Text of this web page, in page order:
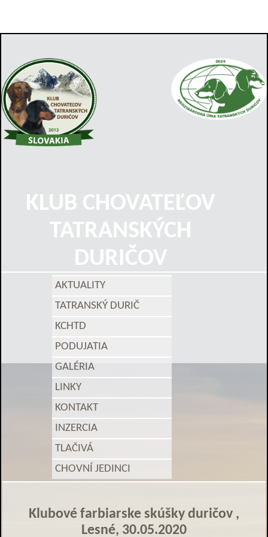
KLUB CHOVATEĽOV
TATRANSKÝCH
DURIČOV
AKTUALITY
TATRANSKÝ DURIČ
KCHTD
PODUJATIA
GALÉRIA
LINKY
KONTAKT
INZERCIA
TLAČIVÁ
CHOVNÍ JEDINCI
Klubové farbiarske skúšky duričov ,
Lesné, 30.05.2020